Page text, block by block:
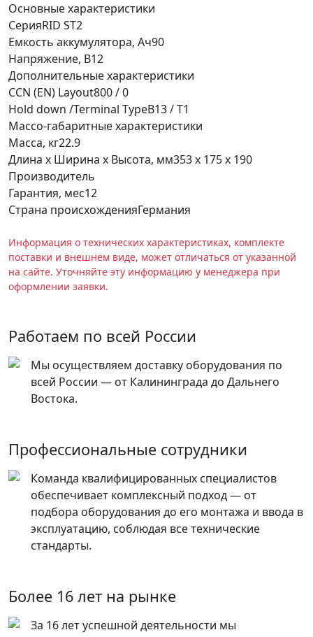
Основные характеристики
СерияRID ST2
Емкость аккумулятора, Ач90
Напряжение, В12
Дополнительные характеристики
CCN (EN) Layout800 / 0
Hold down /Terminal TypeВ13 / Т1
Массо-габаритные характеристики
Масса, кг22.9
Длина х Ширина х Высота, мм353 х 175 х 190
Производитель
Гарантия, мес12
Страна происхожденияГермания
Информация о технических характеристиках, комплекте
поставки и внешнем виде, может отличаться от указанной
на сайте. Уточняйте эту информацию у менеджера при
оформлении заявки.
Работаем по всей России
Мы осуществляем доставку оборудования по
всей России — от Калининграда до Дальнего
Востока.
Профессиональные сотрудники
Команда квалифицированных специалистов
обеспечивает комплексный подход — от
подбора оборудования до его монтажа и ввода в
эксплуатацию, соблюдая все технические
стандарты.
Более 16 лет на рынке
За 16 лет успешной деятельности мы